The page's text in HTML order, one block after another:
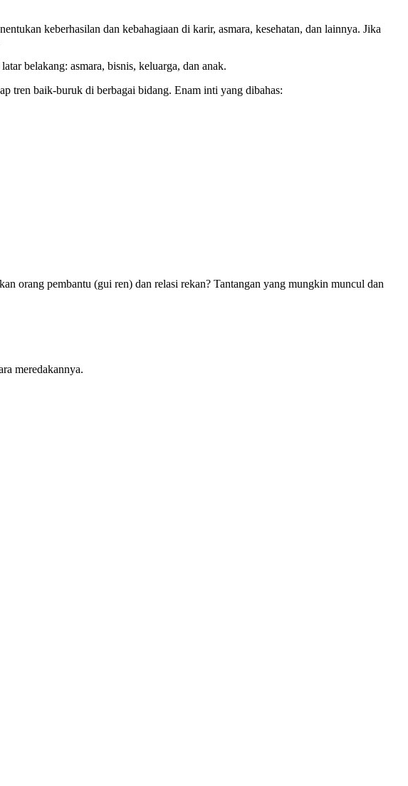
keberhasilan dan kebahagiaan di karir, asmara, kesehatan, dan lainnya. Jika
belakang: asmara, bisnis, keluarga, dan anak.
tren baik-buruk di berbagai bidang. Enam inti yang dibahas:
orang pembantu (gui ren) dan relasi rekan? Tantangan yang mungkin muncul dan
meredakannya.